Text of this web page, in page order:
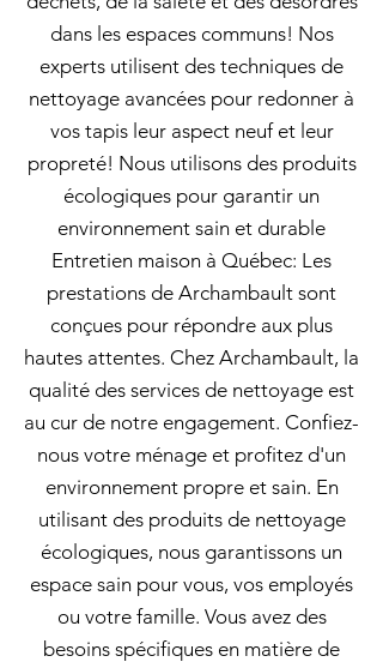
dans les espaces communs! Nos
experts utilisent des techniques de
nettoyage avancées pour redonner à
vos tapis leur aspect neuf et leur
propreté! Nous utilisons des produits
écologiques pour garantir un
environnement sain et durable
Entretien maison à Québec: Les
prestations de Archambault sont
conçues pour répondre aux plus
hautes attentes. Chez Archambault, la
qualité des services de nettoyage est
au cur de notre engagement. Confiez-
nous votre ménage et profitez d'un
environnement propre et sain. En
utilisant des produits de nettoyage
écologiques, nous garantissons un
espace sain pour vous, vos employés
ou votre famille. Vous avez des
besoins spécifiques en matière de